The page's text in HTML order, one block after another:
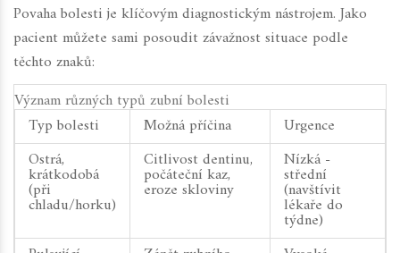
Povaha bolesti je klíčovým diagnostickým nástrojem. Jako
pacient můžete sami posoudit závažnost situace podle
těchto znaků:
Význam různých typů zubní bolesti
Typ bolesti
Možná příčina
Urgence
Ostrá,
krátkodobá
(při
chladu/horku)
Citlivost dentinu,
počáteční kaz,
eroze skloviny
Nízká -
střední
(navštívit
lékaře do
týdne)